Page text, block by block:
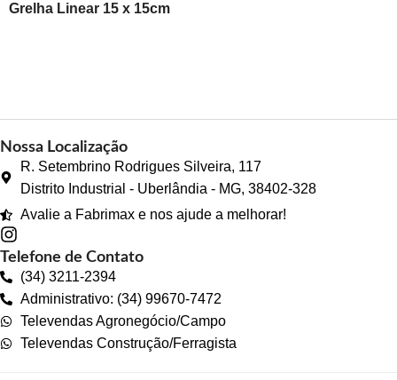
Grelha Linear 15 x 15cm
Nossa Localização
R. Setembrino Rodrigues Silveira, 117
Distrito Industrial - Uberlândia - MG, 38402-328
Avalie a Fabrimax e nos ajude a melhorar!
Telefone de Contato
(34) 3211-2394
Administrativo: (34) 99670-7472
Televendas Agronegócio/Campo
Televendas Construção/Ferragista